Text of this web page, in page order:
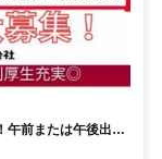
前または午後出勤